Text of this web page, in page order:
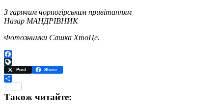
З гарячим чорногірським привітанням
Назар МАНДРІВНИК
Фотознимки Сашка ХтоЦе.
Facebook
LiveJournal
Post Share
Також читайте: